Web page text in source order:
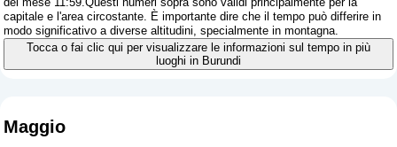
capitale e l'area circostante. È importante dire che il tempo può differire in
modo significativo a diverse altitudini, specialmente in montagna.
Tocca o fai clic qui per visualizzare le informazioni sul tempo in più
luoghi in Burundi
Maggio